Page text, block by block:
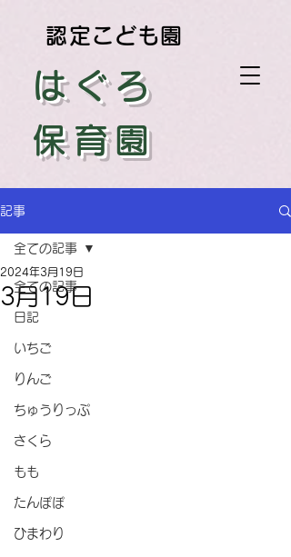
はぐろ
保育園
認定こども園
記事
全ての記事
日記
いちご
りんご
ちゅうりっぷ
さくら
もも
たんぽぽ
ひまわり
全ての記事
3月19日
2024年3月19日